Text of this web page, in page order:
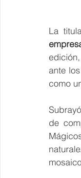
La
ante
como
de